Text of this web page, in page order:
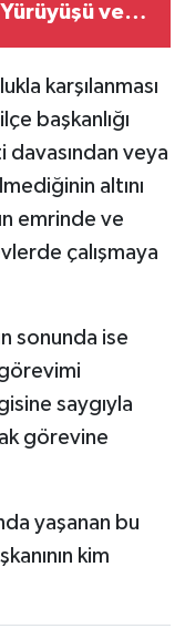
ve
karşılanması
başkanlığı
davasından veya
altını
emrinde ve
çalışmaya
sonunda ise
saygıyla
görevine
yaşanan bu
kim